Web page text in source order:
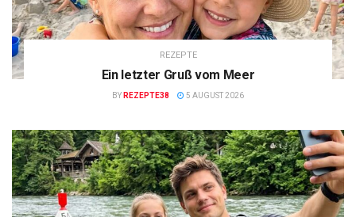
REZEPTE
Ein letzter Gruß vom Meer
BY REZEPTE38 5 AUGUST 2026